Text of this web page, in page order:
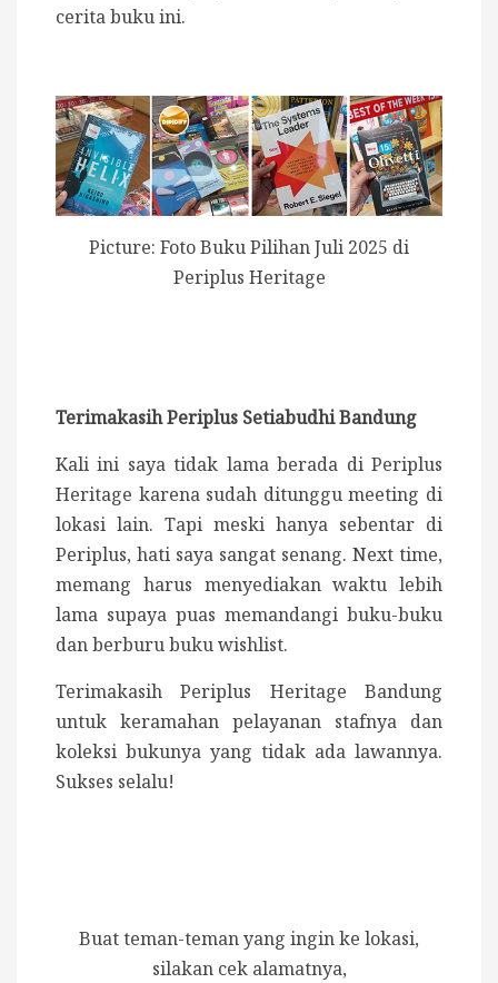
cerita buku ini.
Picture: Foto Buku Pilihan Juli 2025 di
Periplus Heritage
Terimakasih Periplus Setiabudhi Bandung
Kali ini saya tidak lama berada di Periplus
Heritage karena sudah ditunggu meeting di
lokasi lain. Tapi meski hanya sebentar di
Periplus, hati saya sangat senang. Next time,
memang harus menyediakan waktu lebih
lama supaya puas memandangi buku-buku
dan berburu buku wishlist.
Terimakasih Periplus Heritage Bandung
untuk keramahan pelayanan stafnya dan
koleksi bukunya yang tidak ada lawannya.
Sukses selalu!
Buat teman-teman yang ingin ke lokasi,
silakan cek alamatnya,